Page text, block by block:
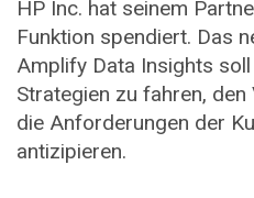
HP Inc. hat seinem
Funktion spendiert. Das
Amplify Data Insights
Strategien zu fahren,
die Anforderungen der
antizipieren.